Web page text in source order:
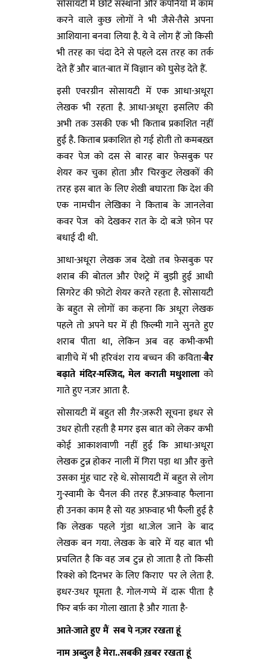
सोसायटी में छोटे संस्थानों और कंपनियों में काम
करने वाले कुछ लोगों ने भी जैसे-तैसे अपना
आशियाना बनवा लिया है. ये वे लोग हैं जो किसी
भी तरह का चंदा देने से पहले दस तरह का तर्क
देते हैं और बात-बात में विज्ञान को घुसेड़ देते हैं.
इसी एवरग्रीन सोसायटी में एक आधा-अधूरा
लेखक भी रहता है. आधा-अधूरा इसलिए की
अभी तक उसकी एक भी किताब प्रकाशित नहीं
हुई है. किताब प्रकाशित हो गई होती तो कमबख़्त
कवर पेज को दस से बारह बार फ़ेसबुक पर
शेयर कर चुका होता और चिरकुट लेखकों की
तरह इस बात के लिए शेखी बघारता कि देश की
एक नामचीन लेखिका ने किताब के जानलेवा
कवर पेज को देखकर रात के दो बजे फ़ोन पर
बधाई दी थी.
आधा-अधूरा लेखक जब देखो तब फ़ेसबुक पर
शराब की बोतल और ऐशट्रे में बुझी हुई आधी
सिगरेट की फ़ोटो शेयर करते रहता है. सोसायटी
के बहुत से लोगों का कहना कि अधूरा लेखक
पहले तो अपने घर में ही फ़िल्मी गाने सुनते हुए
शराब पीता था, लेकिन अब वह कभी-कभी
बाग़ीचे में भी हरिवंश राय बच्चन की कविता-बैर
बढ़ाते मंदिर-मस्जिद, मेल कराती मधुशालाको
गाते हुए नज़र आता है.
सोसायटी में बहुत सी ग़ैर-ज़रूरी सूचना इधर से
उधर होती रहती है मगर इस बात को लेकर कभी
कोई आकाशवाणी नहीं हुई कि आधा-अधूरा
लेखक टुन्न होकर नाली में गिरा पड़ा था और कुत्ते
उसका मुंह चाट रहे थे. सोसायटी में बहुत से लोग
गु-स्वामी के चैनल की तरह हैं.अफ़वाह फैलाना
ही उनका काम है सो यह अफ़वाह भी फैली हुई है
कि लेखक पहले गुंडा था.जेल जाने के बाद
लेखक बन गया. लेखक के बारे में यह बात भी
प्रचलित है कि वह जब टुन्न हो जाता है तो किसी
रिक्शे को दिनभर के लिए किराए पर ले लेता है.
इधर-उधर घूमता है. गोल-गप्पे में दारू पीता है
फिर बर्फ़ का गोला खाता है और गाता है-
आते-जाते हुए मैंसब पे नज़र रखता हूं
नाम अब्दुल है मेरा..सबकी ख़बर रखता हूं